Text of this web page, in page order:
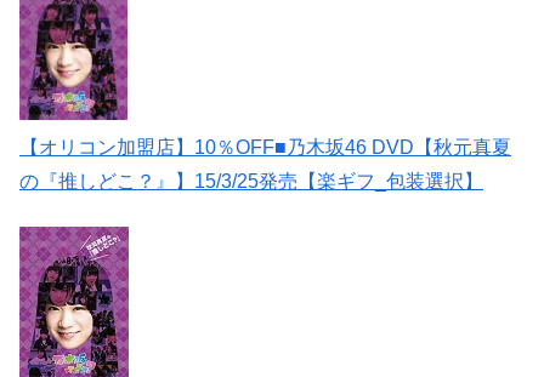
【オリコン加盟店】10％OFF■乃木坂46 DVD【秋元真夏
の『推しどこ？』】15/3/25発売【楽ギフ_包装選択】